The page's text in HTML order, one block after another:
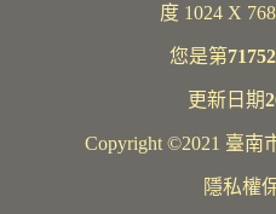
度 1024 X
您是第
更新日期
Copyright ©2021 臺南
隱私權